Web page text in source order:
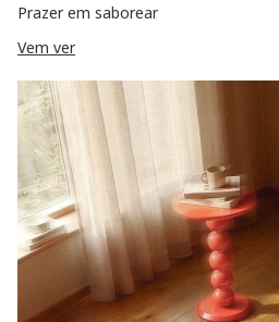
Prazer em saborear
Vem ver